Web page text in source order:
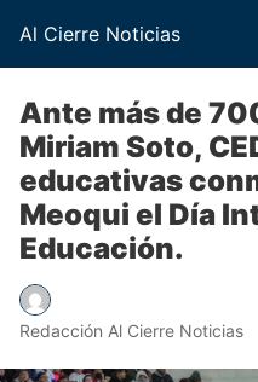
Al Cierre Noticias
Ante más de
Miriam Soto,
educativas
Meoqui el Día
Educación.
Redacción Al Cierre Noticias